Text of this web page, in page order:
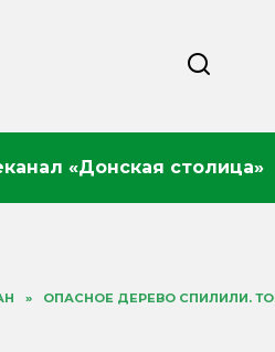
«Донская столица»
»
ОПАСНОЕ ДЕРЕВО СПИЛИЛИ.